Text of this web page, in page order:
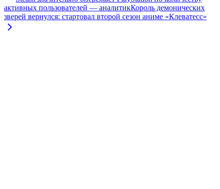
активных пользователей — аналитикКороль демонических
зверей вернулся: стартовал второй сезон аниме «Клеватесс»